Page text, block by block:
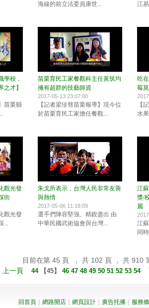
海線的前立法委員康世...
江
學校，
才】
苗栗縣
苗栗育民工家餐觀科主任黃筑均
擁有超群的技藝師資
2017-05-13 23:07:00
【記者梁珍彗苗栗報導】現今位
於苗栗育民工家擔任餐觀...
吃
莓
【
水
觀光發
街
觀光發
...
朱戈所表示，台灣人民非常友善
與熱情
2017-05-06 11:18:09
選手們陣容堅強、精銳盡出 由
中華民國武術協會與台灣...
江
獎/
麗
江
同
目前在第 45 頁 ， 共 102 頁 ， 共 910
上一頁 44 【45】 46 47 48 49 50 51 52 53 54
回首頁 網路開店 網頁設計 廣告托播 服務